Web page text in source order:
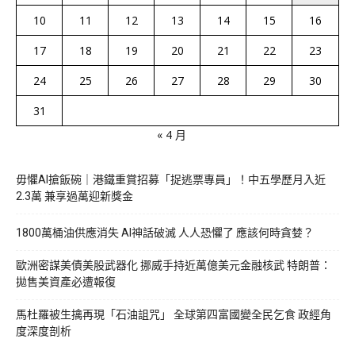
10
11 12 13 14 15
16
17
18 19 20 21 22
23
24
25 26 27 28 29
30
31
« 4 月
毋懼AI搶飯碗｜港鐵重賞招募「捉逃票專員」！中五學歷月入近
2.3萬 兼享過萬迎新獎金
1800萬桶油供應消失 AI神話破滅 人人恐懼了 應該何時貪婪？
歐洲密謀美債美股武器化 挪威手持近萬億美元金融核武 特朗普：
拋售美資產必遭報復
馬杜羅被生擒再現「石油詛咒」 全球第四富國變全民乞食 政經角
度深度剖析